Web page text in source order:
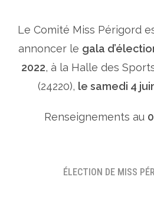
Le Comité Miss Périgord
annoncer le gala
2022, à la Halle des
(24220), le samedi 4
Renseignements au
ÉLECTION DE MISS